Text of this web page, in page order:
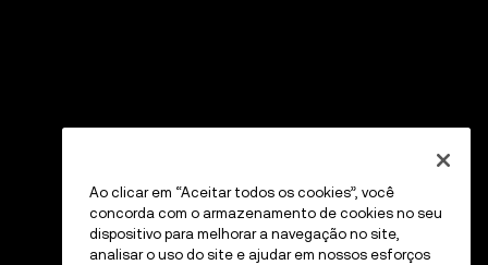
Ao clicar em “Aceitar todos os cookies”, você
concorda com o armazenamento de cookies no seu
dispositivo para melhorar a navegação no site,
analisar o uso do site e ajudar em nossos esforços